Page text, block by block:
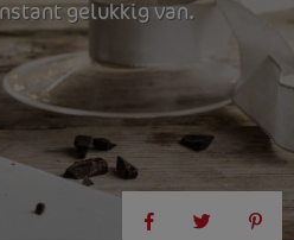
gelukkig van.